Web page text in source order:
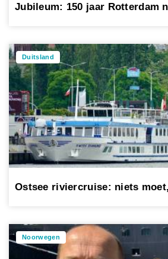
Jubileum: 150 jaar Rotterdam
Duitsland
Ostsee riviercruise: niets
Noorwegen